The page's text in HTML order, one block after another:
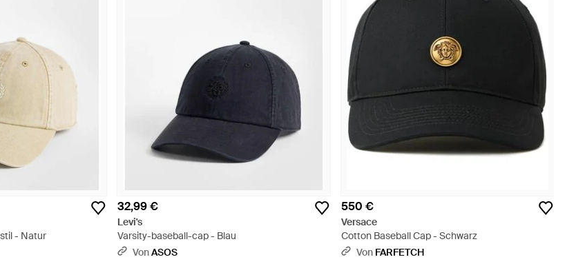
- Natur
32,99 €
Levi's
Varsity-baseball-cap - Blau
VonASOS
550 €
Versace
Cotton Baseball Cap - Schwarz
Von FARFETCH